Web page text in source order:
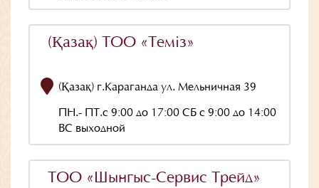
(Қазақ) ТОО «Темiз»
(Қазақ) г.Караганда ул. Мельничная 39
ПН.- ПТ.с 9:00 до 17:00 СБ с 9:00 до 14:00
ВС выходной
ТОО «Шынгыс-Сервис Трейд»